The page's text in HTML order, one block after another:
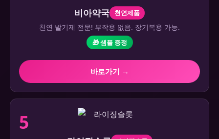
비아약국 천연제품
천연 발기제 전문! 부작용 없음. 장기복용 가능.
🎁 샘플 증정
바로가기 →
5